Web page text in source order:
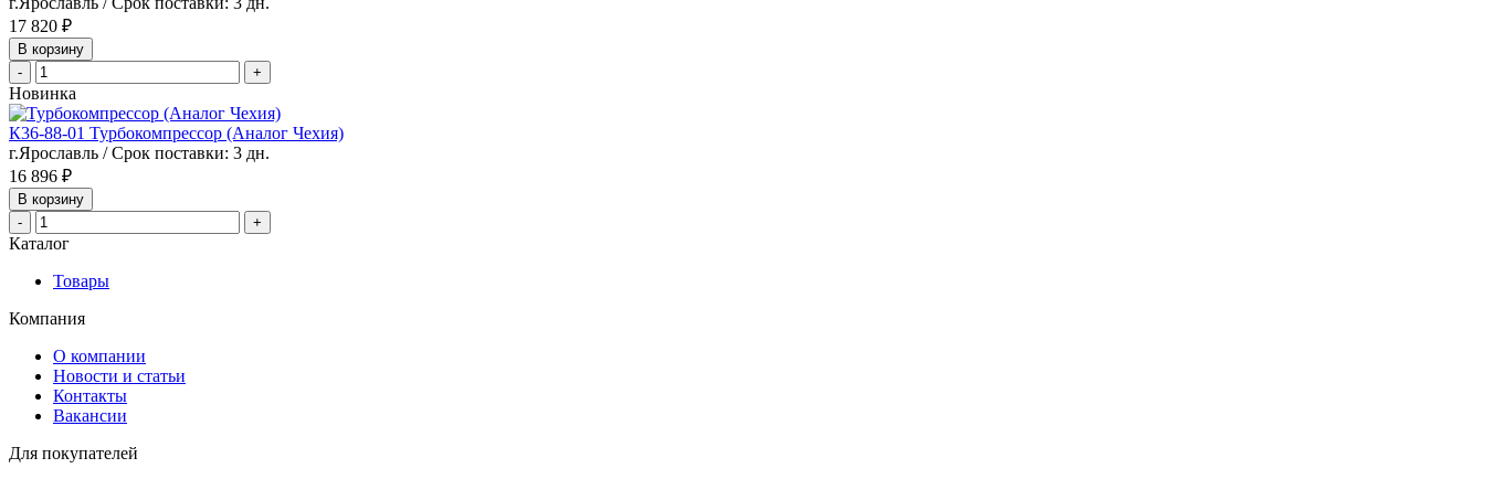
17 820 ₽
В корзину
-
+
Новинка
К36-88-01 Турбокомпрессор (Аналог Чехия)
г.Ярославль / Срок поставки: 3 дн.
16 896 ₽
В корзину
-
+
Каталог
Товары
Компания
О компании
Новости и статьи
Контакты
Вакансии
Для покупателей